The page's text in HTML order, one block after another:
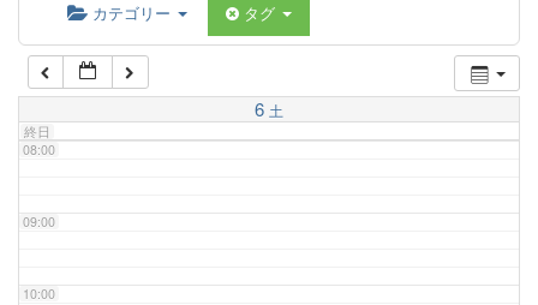
カテゴリー タグ
6 土
終日
07:00
08:00
09:00
10:00